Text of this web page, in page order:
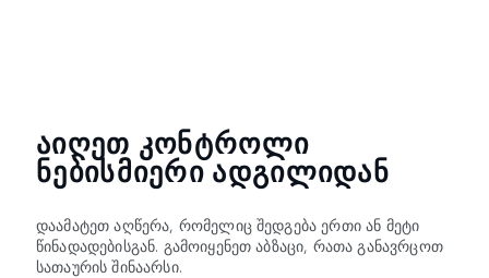
ᲐᲘᲦᲔᲗ ᲙᲝᲜᲢᲠᲝᲚᲘ
ᲜᲔᲑᲘᲡᲛᲘᲔᲠᲘ ᲐᲓᲒᲘᲚᲘᲓᲐᲜ
დაამატეთ აღწერა, რომელიც შედგება ერთი ან მეტი
წინადადებისგან. გამოიყენეთ აბზაცი, რათა განავრცოთ
სათაურის შინაარსი.